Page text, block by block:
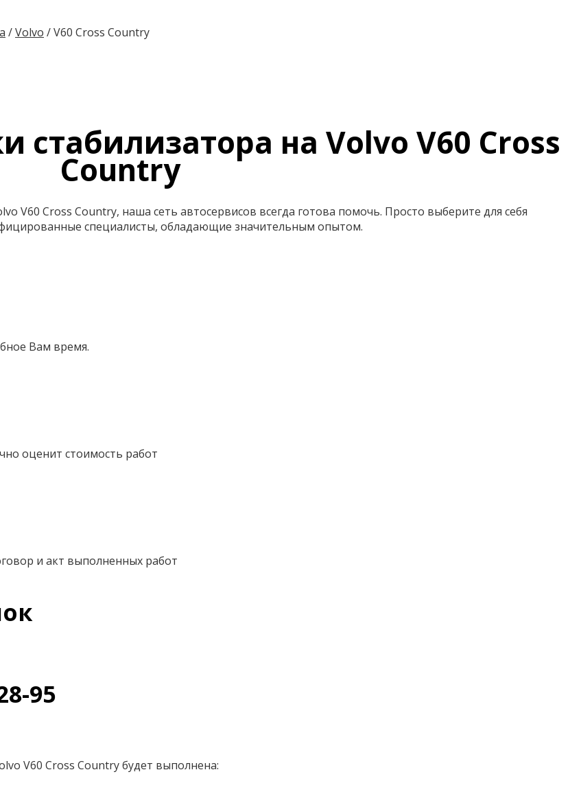
/Volvo /V60 Cross Country
стабилизатора на Volvo V60 Cross
Country
V60 Cross Country, наша сеть автосервисов всегда готова помочь. Просто выберите для себя
специалисты, обладающие значительным опытом.
Вам время.
оценит стоимость работ
и акт выполненных работ
95
V60 Cross Country будет выполнена: